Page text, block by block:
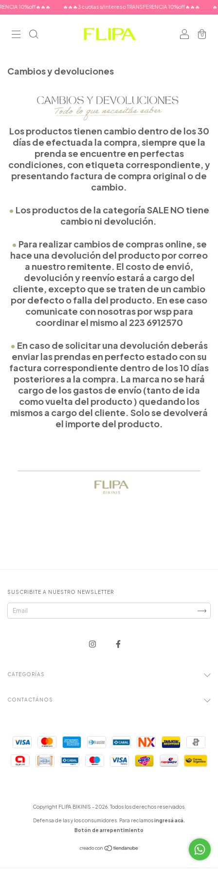
10%off🔥🔥🔥 🔥🔥🔥3 cuotas s/interes o TRANSFERENCIA 10%off🔥🔥🔥
0
Cambios y devoluciones
Los productos tienen cambio dentro de los30
díasde efectuada la compra, siempre que la
prenda se encuentre en perfectas
condiciones, con etiqueta correspondiente, y
presentando factura de compra original o de
cambio.
• Los productos de la categoría SALE NO tiene
cambio ni devolución.
• Para realizar cambios de compras online, se
hace una devolución del producto por correo
a nuestro remitente. El costo de envió,
devolución y reenvío estará a cargo del
cliente, excepto que se traten de un cambio
por defecto o falla del producto. En ese caso
comunicate con nosotras por wsp para
coordinar el mismo al 223 6912570
• En caso de solicitar una devolución deberás
enviar las prendas en perfecto estado con su
factura correspondiente dentro de los10 días
posterioresa la compra. La marca no se hará
cargo de los gastos de envío (tanto de ida
como vuelta del producto ) quedando los
mismos a cargo del cliente. Solo se devolverá
el importe del producto.
SUSCRIBITE A NUESTRO NEWSLETTER
CATEGORÍAS
CONTACTÁNOS
Copyright FLIPA BIKINIS - 2026. Todos los derechos reservados.
Defensa de las y los consumidores. Para reclamosingresá acá.
Botón de arrepentimiento